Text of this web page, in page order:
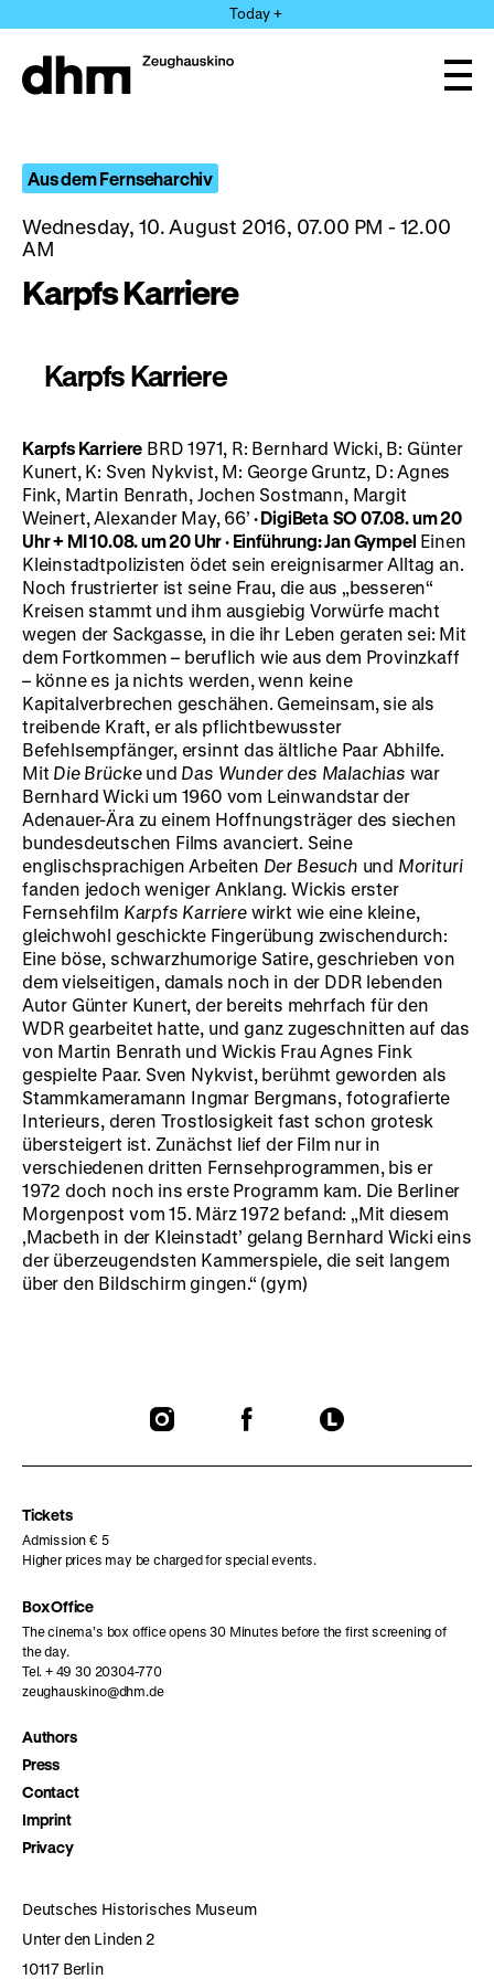
directly
the
Today +
Aus dem Fernseharchiv
Wednesday, 10. August 2016, 07.00 PM - 12.00
AM
Karpfs Karriere
Karpfs Karriere
Karpfs Karriere BRD 1971, R: Bernhard Wicki, B: Günter
Kunert, K: Sven Nykvist, M: George Gruntz, D: Agnes
Fink, Martin Benrath, Jochen Sostmann, Margit
Weinert, Alexander May, 66’ · DigiBeta SO 07.08. um 20
Uhr + MI 10.08. um 20 Uhr · Einführung: Jan Gympel Einen
Kleinstadtpolizisten ödet sein ereignisarmer Alltag an.
Noch frustrierter ist seine Frau, die aus „besseren“
Kreisen stammt und ihm ausgiebig Vorwürfe macht
wegen der Sackgasse, in die ihr Leben geraten sei: Mit
dem Fortkommen – beruflich wie aus dem Provinzkaff
– könne es ja nichts werden, wenn keine
Kapitalverbrechen geschähen. Gemeinsam, sie als
treibende Kraft, er als pflichtbewusster
Befehlsempfänger, ersinnt das ältliche Paar Abhilfe.
Mit Die Brückeund Das Wunder des Malachias war
Bernhard Wicki um 1960 vom Leinwandstar der
Adenauer-Ära zu einem Hoffnungsträger des siechen
bundesdeutschen Films avanciert. Seine
englischsprachigen Arbeiten Der Besuch und Morituri
fanden jedoch weniger Anklang. Wickis erster
Fernsehfilm Karpfs Karrierewirkt wie eine kleine,
gleichwohl geschickte Fingerübung zwischendurch:
Eine böse, schwarzhumorige Satire, geschrieben von
dem vielseitigen, damals noch in der DDR lebenden
Autor Günter Kunert, der bereits mehrfach für den
WDR gearbeitet hatte, und ganz zugeschnitten auf das
von Martin Benrath und Wickis Frau Agnes Fink
gespielte Paar. Sven Nykvist, berühmt geworden als
Stammkameramann Ingmar Bergmans, fotografierte
Interieurs, deren Trostlosigkeit fast schon grotesk
übersteigert ist. Zunächst lief der Film nur in
verschiedenen dritten Fernsehprogrammen, bis er
1972 doch noch ins erste Programm kam. Die Berliner
Morgenpost vom 15. März 1972 befand: „Mit diesem
‚Macbeth in der Kleinstadt’ gelang Bernhard Wicki eins
der überzeugendsten Kammerspiele, die seit langem
über den Bildschirm gingen.“ (gym)
To
To
To
Tickets
Admission € 5
Higher prices may be charged for special events.
Box Office
The cinema’s box office opens 30 Minutes before the first screening of
the day.
Tel. + 49 30 20304-770
zeughauskino@dhm.de
Authors
Press
Contact
Imprint
Privacy
Deutsches Historisches Museum
Unter den Linden 2
10117 Berlin